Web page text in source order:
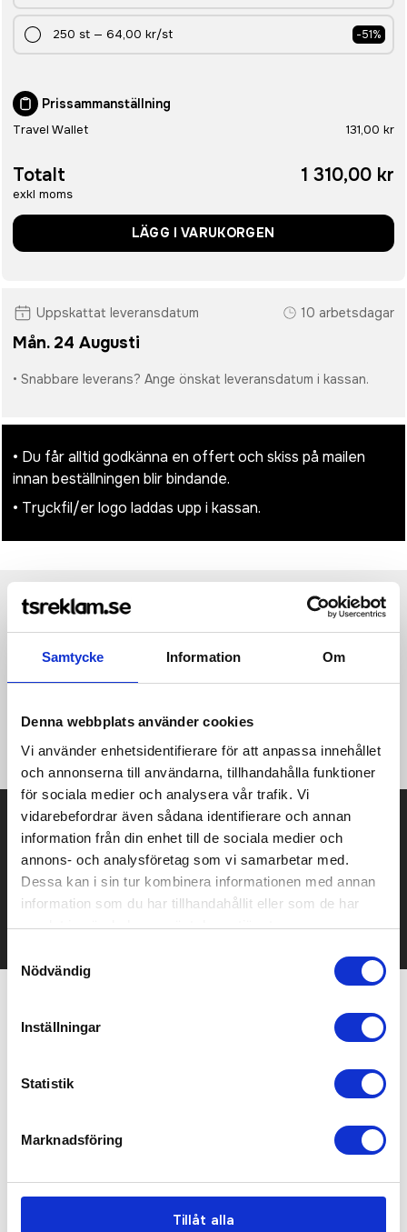
Samtycke Information Om
Denna webbplats använder cookies
Vi använder enhetsidentifierare för att anpassa innehållet
och annonserna till användarna, tillhandahålla funktioner
för sociala medier och analysera vår trafik. Vi
vidarebefordrar även sådana identifierare och annan
information från din enhet till de sociala medier och
annons- och analysföretag som vi samarbetar med.
Dessa kan i sin tur kombinera informationen med annan
information som du har tillhandahållit eller som de har
samlat in när du har använt deras tjänster.
Nödvändig
Inställningar
Statistik
Marknadsföring
Tillåt alla
250 st — 64,00 kr/st -51%
Prissammanställning
Travel Wallet 131,00 kr
Totalt
exkl moms
1 310,00 kr
LÄGG I VARUKORGEN
Uppskattat leveransdatum 10 arbetsdagar
Mån. 24 Augusti
• Snabbare leverans? Ange önskat leveransdatum i kassan.
• Du får alltid godkänna en offert och skiss på mailen
innan beställningen blir bindande.
• Tryckfil/er logo laddas upp i kassan.
Produktinformation Recensioner (954st)
·100% polyester (600D) ·Justerbar axelrem som kan döljas ·Det
största kompartimentet är vadderat ·Passficka ·Kompartiment
cm ·Maximal brodering: 9 flat bed hoop ·Maximal tryckyta: 9 x 11
Prisuppgift på mailen?
Kontakta oss här för att få förslag på produkt och pris över
mailen.
Det går också utmärkt att bara ställa frågor!
KONTAKTA OSS
Relaterade produkter